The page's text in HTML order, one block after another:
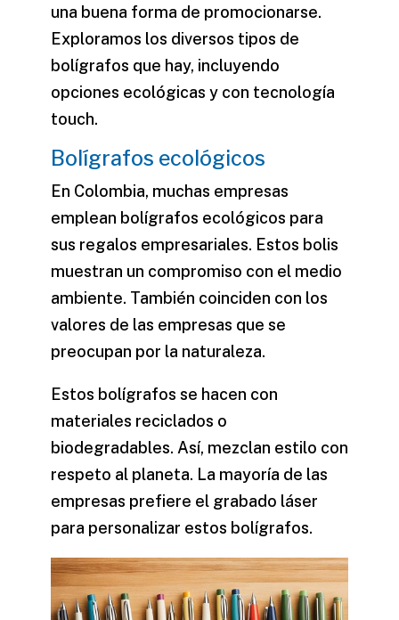
una buena forma de promocionarse.
Exploramos los diversos tipos de
bolígrafos que hay, incluyendo
opciones ecológicas y con tecnología
touch.
Bolígrafos ecológicos
En Colombia, muchas empresas
emplean bolígrafos ecológicos para
sus regalos empresariales. Estos bolis
muestran un compromiso con el medio
ambiente. También coinciden con los
valores de las empresas que se
preocupan por la naturaleza.
Estos bolígrafos se hacen con
materiales reciclados o
biodegradables. Así, mezclan estilo con
respeto al planeta. La mayoría de las
empresas prefiere el grabado láser
para personalizar estos bolígrafos.